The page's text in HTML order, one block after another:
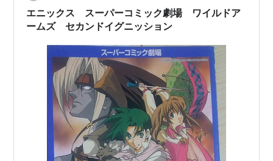
ト幸宮チノ 表紙東まゆみ 表…
エニックス スーパーコミック劇場 ワイルドア
ームズ セカンドイグニッション